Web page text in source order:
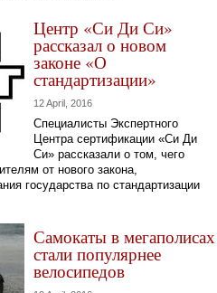
Центр «Си Ди Си»
рассказал о новом
законе «О
стандартизации»
12 April, 2016
Специалисты Экспертного
Центра сертификации «Си Ди
Си» рассказали о том, чего
от нового закона,
государства по стандартизации
Самокаты в мегаполисах
стали популярнее
велосипедов